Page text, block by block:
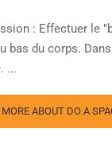
: Effectuer le
bas du corps.
...
MORE ABOUT DO A